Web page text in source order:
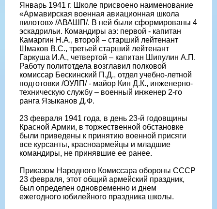
Январь 1941 г. Школе присвоено наименование
«Армавирская военная авиационная школа
пилотов» /АВАШП/. В ней были сформированы 4
эскадрильи. Командиры аэ: первой - капитан
Камаргин Н.А., второй – старший лейтенант
Шмаков В.С., третьей старший лейтенант
Гаркуша И.А., четвертой – капитан Шипулин А.П.
Работу политотдела возглавил полковой
комиссар Бескинский П.Д., отдел учебно-летной
подготовки /ОУЛП/ - майор Кин Д.К., инженерно-
техническую службу – военный инженер 2-го
ранга Языканов Д.Ф.
23 февраля 1941 года, в день 23-й годовщины
Красной Армии, в торжественной обстановке
были приведены к принятию военной присяги
все курсанты, красноармейцы и младшие
командиры, не принявшие ее ранее.
Приказом Народного Комиссара обороны СССР
23 февраля, этот общий армейский праздник,
был определен одновременно и днем
ежегодного юбилейного праздника школы.